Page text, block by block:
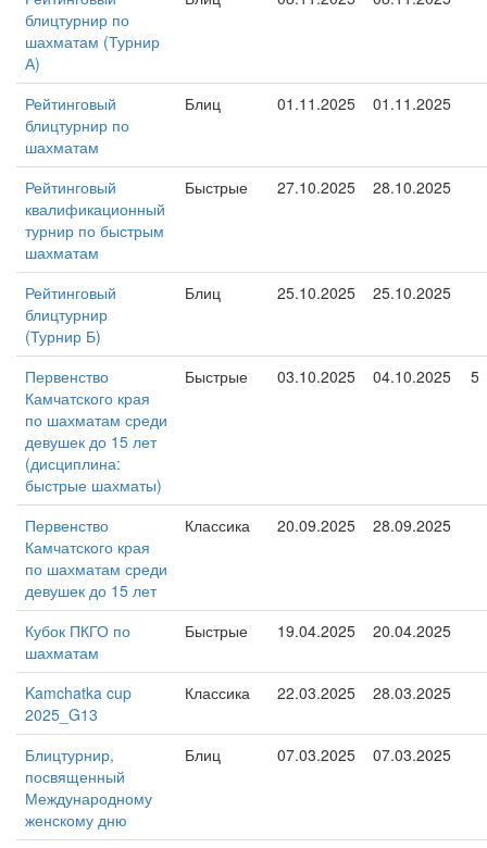
блицтурнир по
шахматам (Турнир
А)
Рейтинговый
блицтурнир по
шахматам
Блиц 01.11.2025 01.11.2025
Рейтинговый
квалификационный
турнир по быстрым
шахматам
Быстрые 27.10.2025 28.10.2025
Рейтинговый
блицтурнир
(Турнир Б)
Блиц 25.10.2025 25.10.2025
Первенство
Камчатского края
по шахматам среди
девушек до 15 лет
(дисциплина:
быстрые шахматы)
Быстрые 03.10.2025 04.10.2025 5
Первенство
Камчатского края
по шахматам среди
девушек до 15 лет
Классика 20.09.2025 28.09.2025
Кубок ПКГО по
шахматам
Быстрые 19.04.2025 20.04.2025
Kamchatka cup
2025_G13
Классика 22.03.2025 28.03.2025
Блицтурнир,
посвященный
Международному
женскому дню
Блиц 07.03.2025 07.03.2025